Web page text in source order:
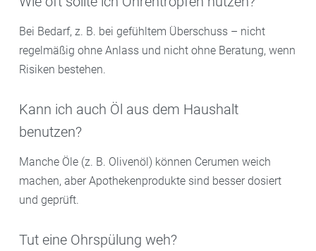
Bei Bedarf, z. B. bei gefühltem Überschuss – nicht
regelmäßig ohne Anlass und nicht ohne Beratung, wenn
Risiken bestehen.
Kann ich auch Öl aus dem Haushalt
benutzen?
Manche Öle (z. B. Olivenöl) können Cerumen weich
machen, aber Apothekenprodukte sind besser dosiert
und geprüft.
Tut eine Ohrspülung weh?